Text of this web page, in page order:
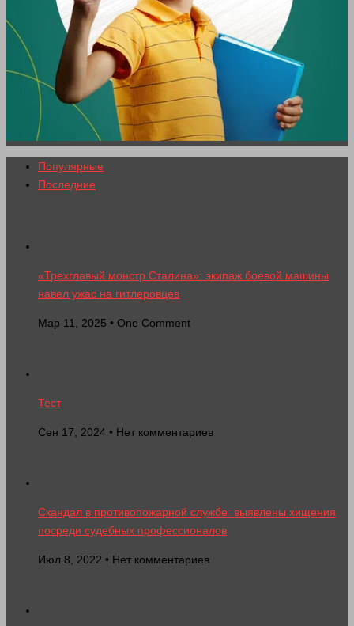
Популярные
Последние
«Трехглавый монстр Сталина»: экипаж боевой машины
навел ужас на гитлеровцев
Мар 11, 2025 • One Comment
Тест
Сен 17, 2024 • Нет комментариев
Скандал в противопожарной службе: выявлены хищения
посреди судебных профессионалов
Июл 8, 2022 • Нет комментариев